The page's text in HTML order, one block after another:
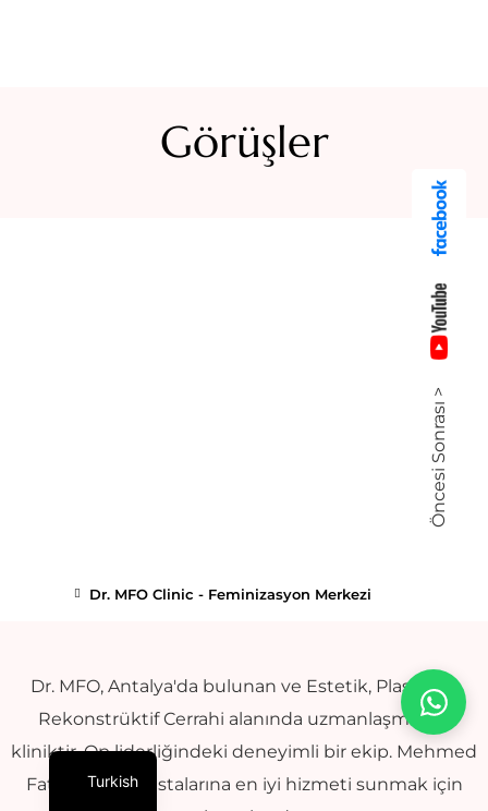
Görüşler
Dr. MFO Clinic - Feminizasyon Merkezi
Dr. MFO, Antalya'da bulunan ve Estetik, Plastik ve
Rekonstrüktif Cerrahi alanında uzmanlaşmış bir
kliniktir. Op liderliğindeki deneyimli bir ekip. Mehmed
Fatih OKYAY hastalarına en iyi hizmeti sunmak için
Öncesi Sonrası >
Turkish